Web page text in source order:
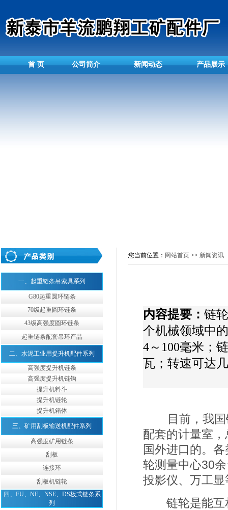
首 页 公司简介 新闻动态 产品展示
一、起重链条吊索具系列
G80起重圆环链条
70级起重圆环链条
43级高强度圆环链条
起重链条配套吊环产品
二、水泥工业用提升机配件系列
高强度提升机链条
高强度提升机链钩
提升机料斗
提升机链轮
提升机箱体
三、矿用刮板输送机配件系列
高强度矿用链条
刮板
连接环
刮板机链轮
四、FU、NE、NSE、DS板式链条系
列
您当前位置： 网站首页 >> 新闻资讯
内容提要： 链
个机械领域中
4～100毫米；
瓦；转速可达
目前，我国链
配套的计量室
国外进口的。
轮测量中心30
投影仪、万工
链轮是能